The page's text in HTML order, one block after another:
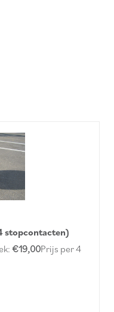
stopcontacten)
€19,00Prijs per 4